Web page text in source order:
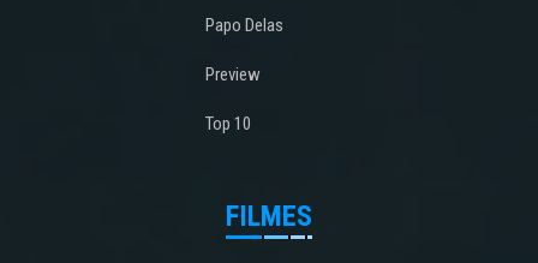
Papo Delas
Preview
Top 10
FILMES